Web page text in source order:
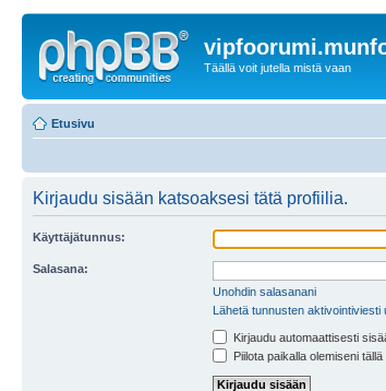
Täällä voit jutella mistä vaan
Etusivu
Kirjaudu sisään katsoaksesi tätä profiilia.
Käyttäjätunnus:
Salasana:
Unohdin salasanani
Lähetä tunnusten aktivointiviesti
Kirjaudu automaattisesti
Piilota paikalla olemiseni